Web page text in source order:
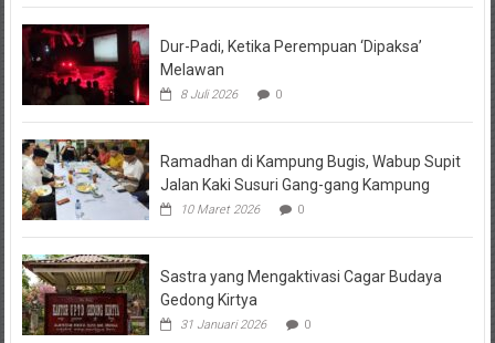
Dur-Padi, Ketika Perempuan ‘Dipaksa’
Melawan
8 Juli 2026 0
Ramadhan di Kampung Bugis, Wabup Supit
Jalan Kaki Susuri Gang-gang Kampung
10 Maret 2026 0
Sastra yang Mengaktivasi Cagar Budaya
Gedong Kirtya
31 Januari 2026 0